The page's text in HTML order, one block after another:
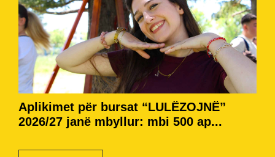
Aplikimet për bursat “LULËZOJNË”
2026/27 janë mbyllur: mbi 500 ap...